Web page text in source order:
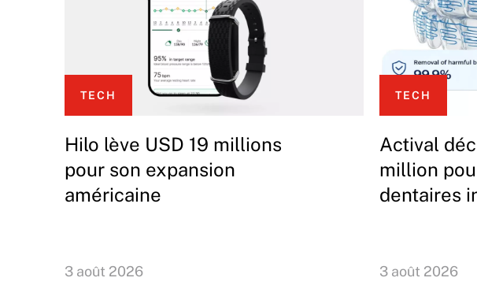
TECH
Hilo lève USD 19 millions
pour son expansion
américaine
3 août 2026
TECH
Actival
million
dentaires
3 août 2026